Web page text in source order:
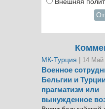
Внешняя
МК-Турция | 14 Май
Военное
Бельгии и
прагматизм или
вынужденное